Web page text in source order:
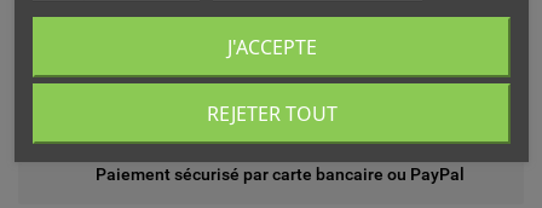
Echange ou remboursement possible sous 14 jours
Paiement sécurisé par carte bancaire ou PayPal
REJETER TOUT
J'ACCEPTE